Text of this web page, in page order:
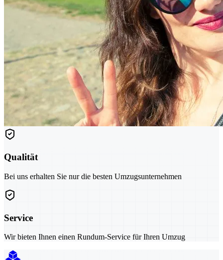
Qualität
Bei uns erhalten Sie nur die besten Umzugsunternehmen
Service
Wir bieten Ihnen einen Rundum-Service für Ihren Umzug